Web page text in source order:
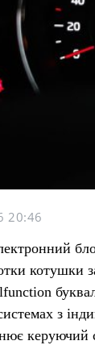
20:46
котушки
з
керуючий